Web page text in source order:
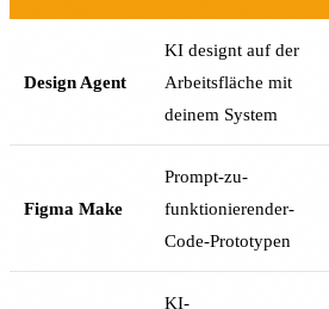
Design Agent
KI designt auf der
Arbeitsfläche mit
deinem System
Figma Make
Prompt-zu-
funktionierender-
Code-Prototypen
KI-